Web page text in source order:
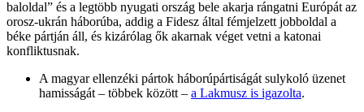
baloldal” és a legtöbb nyugati ország bele akarja rángatni Európát az
orosz-ukrán háborúba, addig a Fidesz által fémjelzett jobboldal a
béke pártján áll, és kizárólag ők akarnak véget vetni a katonai
konfliktusnak.
A magyar ellenzéki pártok háborúpártiságát sulykoló üzenet
hamisságát – többek között – a Lakmusz is igazolta.